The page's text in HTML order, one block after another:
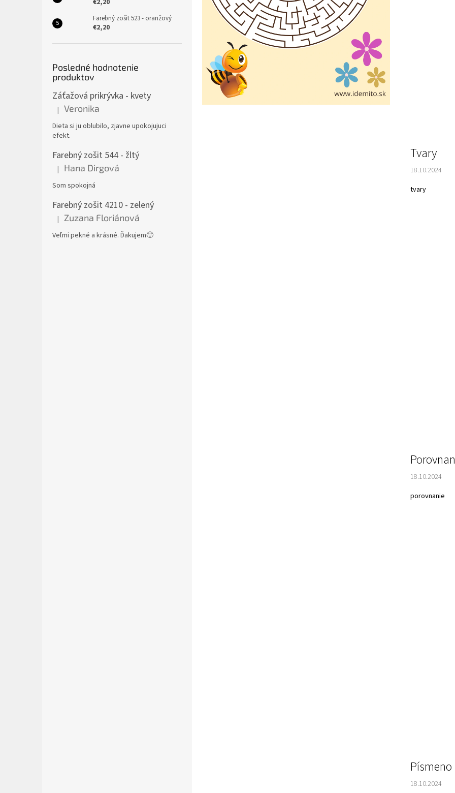
€2,20
Farebný zošit 523 - oranžový
€2,20
Posledné hodnotenie
produktov
Záťažová prikrývka - kvety
Hodnotenie produktu je 5 z 5 hviezdičiek.
| Veronika
Dieta si ju oblubilo, zjavne upokojujuci
efekt.
Farebný zošit 544 - žltý
Hodnotenie produktu je 5 z 5 hviezdičiek.
| Hana Dirgová
Som spokojná
Farebný zošit 4210 - zelený
Hodnotenie produktu je 5 z 5 hviezdičiek.
| Zuzana Floriánová
Veľmi pekné a krásné. Ďakujem🙂
Tvary
18.10.2024
tvary
18.10.2024
porovnanie
Písmeno
18.10.2024